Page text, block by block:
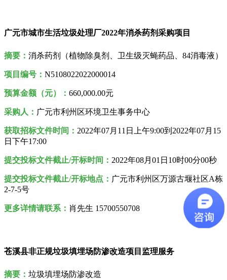
广元市城市生活垃圾处理厂2022年消杀药剂采购项目
摘要： 消杀药剂（植物除臭剂、卫生级灭蝇药品、84消毒液）
项目编号： N5108022022000014
预算金额（元）： 660,000.00元
采购人 ： 广元市利州区环境卫生事务中心
获取招标文件时间： 2022年07月11日上午9:00到2022年07月15
日下午17:00
提交投标文件截止/开标时间： 2022年08月01日10时00分00秒
提交投标文件截止/开标地点： 广元市利州区万源古堰社区A栋
2-7-5号
更多详情请联系： 肖先生 15700550708
苍溪县非正规垃圾填埋场防渗改造项目监理服务
摘要： 垃圾填埋场防渗改造